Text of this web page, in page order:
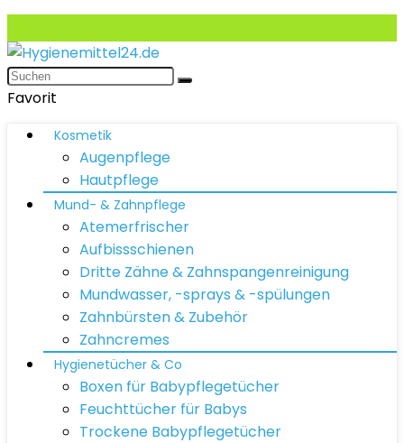
Favorit
Kosmetik
Augenpflege
Hautpflege
Mund- & Zahnpflege
Atemerfrischer
Aufbissschienen
Dritte Zähne & Zahnspangenreinigung
Mundwasser, -sprays & -spülungen
Zahnbürsten & Zubehör
Zahncremes
Hygienetücher & Co
Boxen für Babypflegetücher
Feuchttücher für Babys
Trockene Babypflegetücher